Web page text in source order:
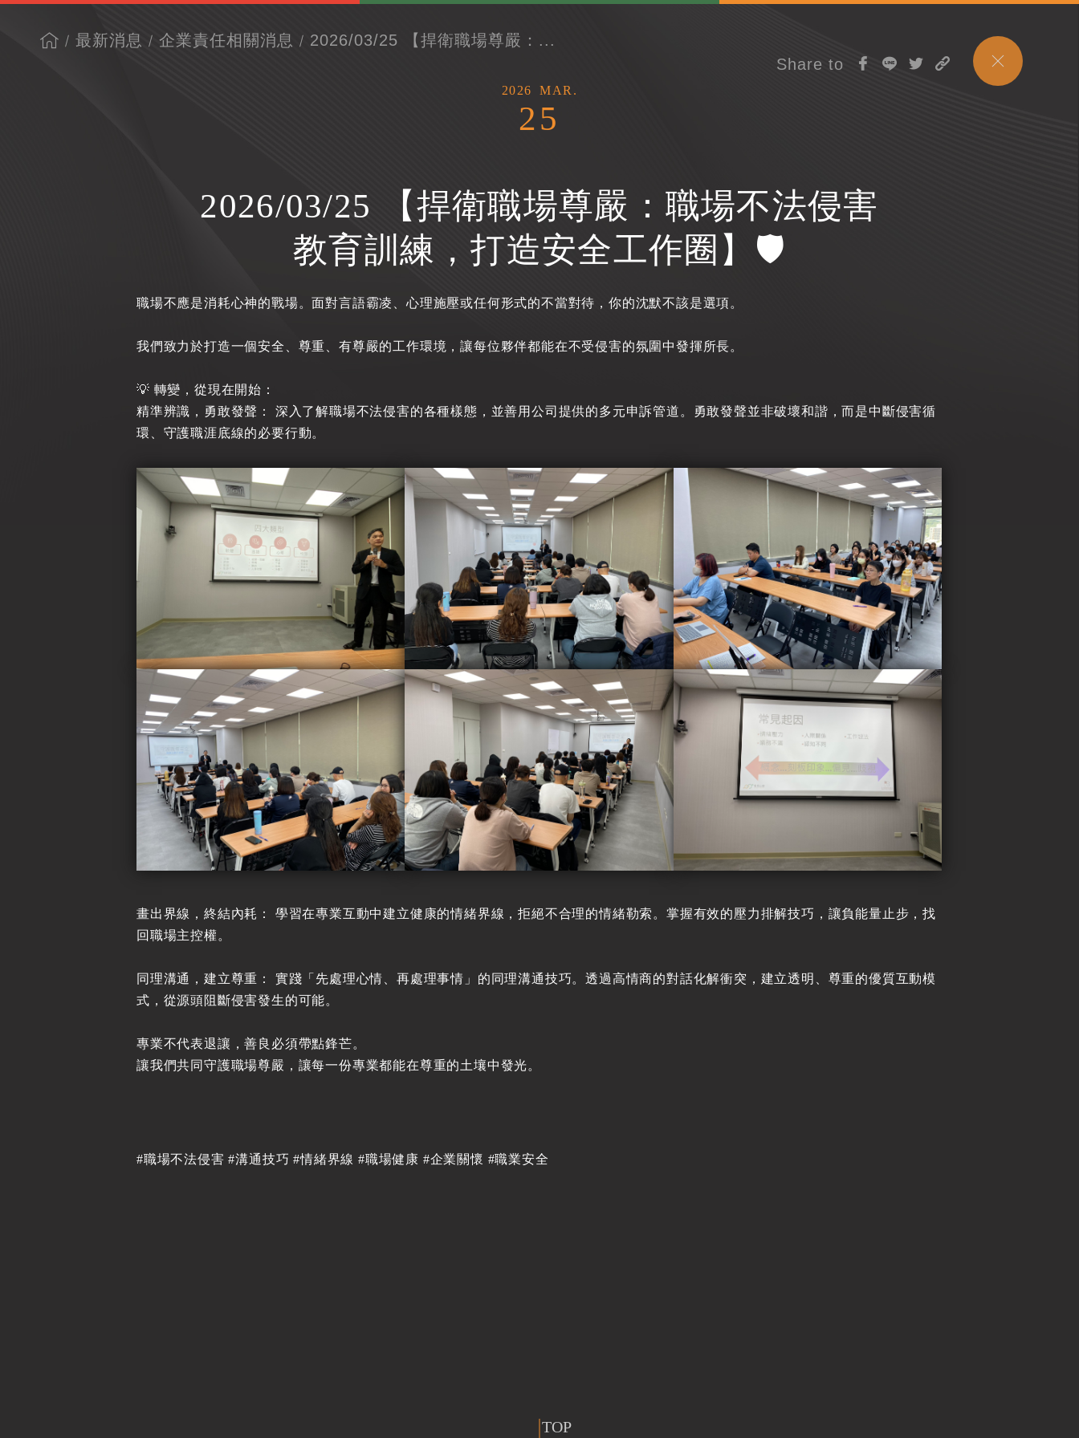
最新消息 企業責任相關消息
2026/03/25 【捍衛職場尊嚴：...
Share to
2026 MAR.
25
2026/03/25 【捍衛職場尊嚴：職場不法侵害
教育訓練，打造安全工作圈】🛡️
職場不應是消耗心神的戰場。面對言語霸凌、心理施壓或任何形式的不當對待，你的沈默不該是選項。
我們致力於打造一個安全、尊重、有尊嚴的工作環境，讓每位夥伴都能在不受侵害的氛圍中發揮所長。
💡 轉變，從現在開始：
精準辨識，勇敢發聲： 深入了解職場不法侵害的各種樣態，並善用公司提供的多元申訴管道。勇敢發聲並非破壞和諧，而是中斷侵害循
環、守護職涯底線的必要行動。
畫出界線，終結內耗： 學習在專業互動中建立健康的情緒界線，拒絕不合理的情緒勒索。掌握有效的壓力排解技巧，讓負能量止步，找
回職場主控權。
同理溝通，建立尊重： 實踐「先處理心情、再處理事情」的同理溝通技巧。透過高情商的對話化解衝突，建立透明、尊重的優質互動模
式，從源頭阻斷侵害發生的可能。
專業不代表退讓，善良必須帶點鋒芒。
讓我們共同守護職場尊嚴，讓每一份專業都能在尊重的土壤中發光。
#職場不法侵害 #溝通技巧 #情緒界線 #職場健康 #企業關懷 #職業安全
TOP